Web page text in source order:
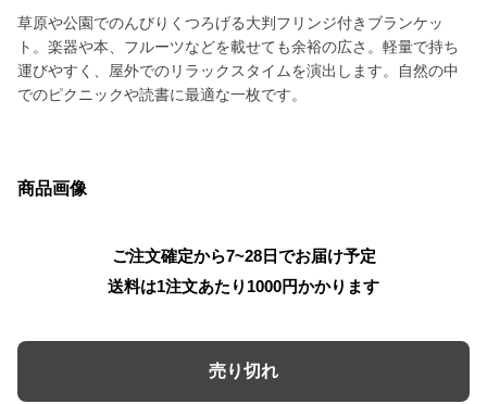
草原や公園でのんびりくつろげる大判フリンジ付きブランケッ
ト。楽器や本、フルーツなどを載せても余裕の広さ。軽量で持ち
運びやすく、屋外でのリラックスタイムを演出します。自然の中
でのピクニックや読書に最適な一枚です。
商品画像
ご注文確定から7~28日でお届け予定
送料は1注文あたり 1000円かかります
売り切れ